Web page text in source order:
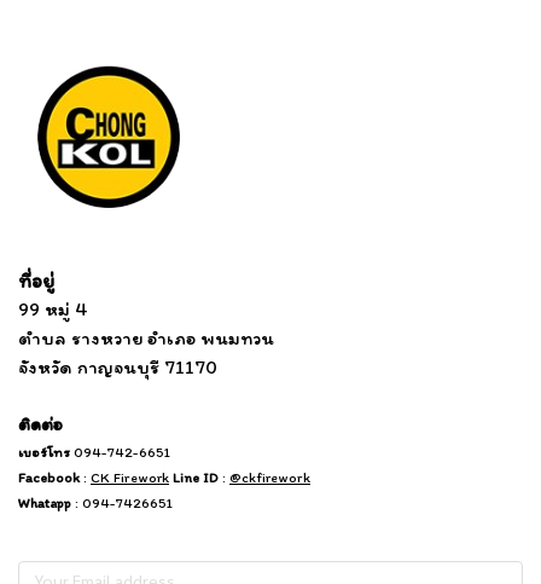
ที่อยู่
99 หมู่ 4
ตำบล รางหวาย อำเภอ พนมทวน
จังหวัด กาญจนบุรี 71170
ติดต่อ
เบอร์โทร 094-742-6651
Facebook: CK Firework Line ID : @ckfirework
Whatapp : 094-7426651